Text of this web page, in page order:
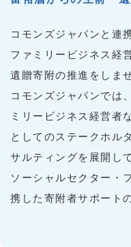
コモンズジャパンと連
ファミリービジネス経
遺贈寄附の推進をしま
コモンズジャパンでは
ミリービジネス経営者
としてのステークホル
サルティングを展開し
ソーシャルセクター・
携した寄附者サポート